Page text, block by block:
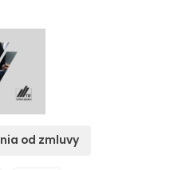
od zmluvy